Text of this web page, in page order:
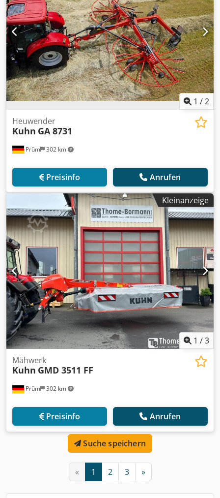
1 /2
Prüm 302 km
Heuwender
Kuhn GA 8731
Preisinfo Anrufen
Kleinanzeige
1 /3
Prüm 302 km
Mähwerk
Kuhn GMD 3511 FF
Preisinfo Anrufen
Suche speichern
« 1 2 3 »